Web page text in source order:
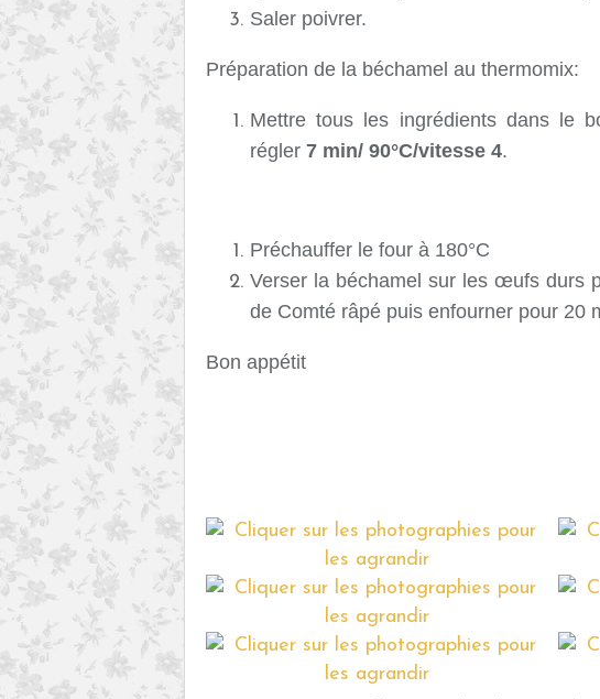
Saler poivrer.
Préparation de la béchamel au thermomix:
Mettre tous les ingrédients dans le
régler 7 min/ 90°C/vitesse 4.
Préchauffer le four à 180°C
Verser la béchamel sur les œufs durs
de Comté râpé puis enfourner pour 20
Bon appétit